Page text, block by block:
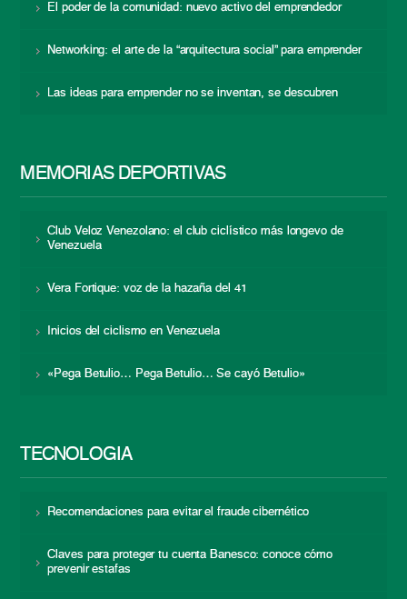
El poder de la comunidad: nuevo activo del emprendedor
Networking: el arte de la “arquitectura social” para emprender
Las ideas para emprender no se inventan, se descubren
MEMORIAS DEPORTIVAS
Club Veloz Venezolano: el club ciclístico más longevo de
Venezuela
Vera Fortique: voz de la hazaña del 41
Inicios del ciclismo en Venezuela
«Pega Betulio… Pega Betulio… Se cayó Betulio»
TECNOLOGÍA
Recomendaciones para evitar el fraude cibernético
Claves para proteger tu cuenta Banesco: conoce cómo
prevenir estafas